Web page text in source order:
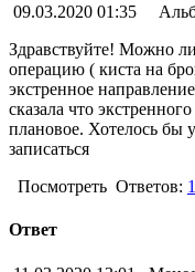
09.03.2020 01:35
Здравствуйте! Можно
операцию ( киста на
экстренное
сказала что
плановое. Хотелось бы
записаться
Посмотреть Ответов: 1
Ответ